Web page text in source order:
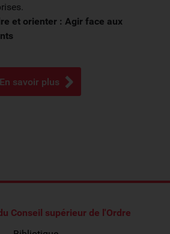
et orienter : Agir face aux
En savoir plus
Conseil supérieur de l'Ordre